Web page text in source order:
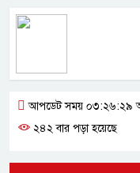
আপডেট সময় ০৩:২৬:২৯
২৪২ বার পড়া হয়েছে